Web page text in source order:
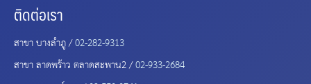
ติดต่อเรา
สาขา บางลำภู /02-282-9313
สาขา ลาดพร้าว ตลาดสะพาน2 /02-933-2684